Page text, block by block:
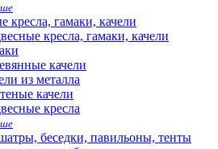
кресла, гамаки, качели
кресла, гамаки, качели
качели
из металла
качели
кресла
беседки, павильоны, тенты